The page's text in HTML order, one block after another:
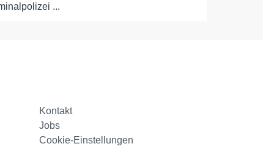
...
Kontakt
Jobs
Cookie-Einstellungen